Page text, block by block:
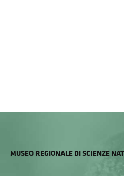
MUSEO REGIONALE DI SCIENZE